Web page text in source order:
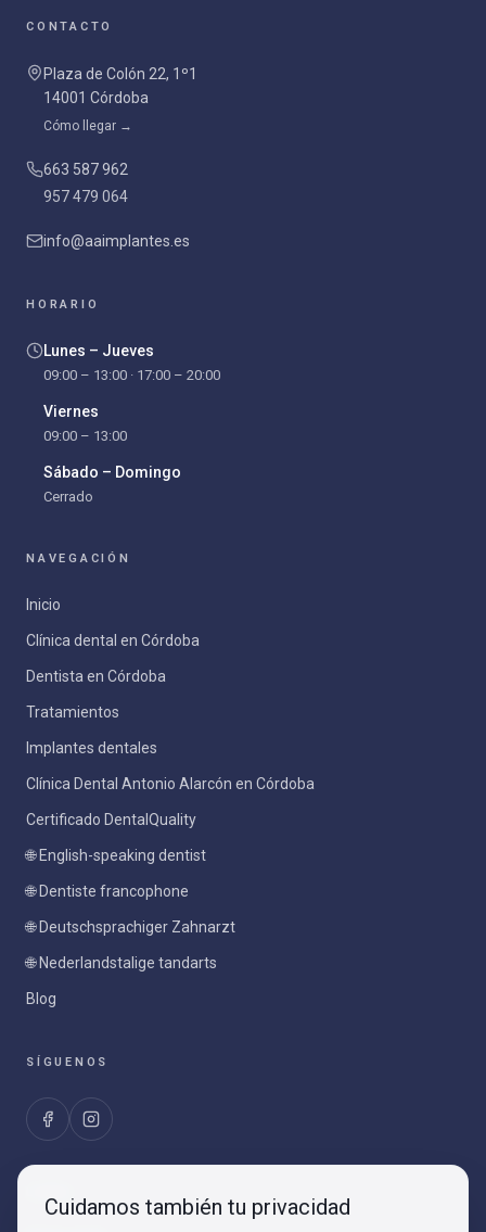
CONTACTO
Plaza de Colón 22, 1º1
14001 Córdoba
Cómo llegar →
663 587 962
957 479 064
info@aaimplantes.es
HORARIO
Lunes – Jueves
09:00 – 13:00 · 17:00 – 20:00
Viernes
09:00 – 13:00
Sábado – Domingo
Cerrado
NAVEGACIÓN
Inicio
Clínica dental en Córdoba
Dentista en Córdoba
Tratamientos
Implantes dentales
Clínica Dental Antonio Alarcón en Córdoba
Certificado DentalQuality
🌐 English-speaking dentist
🌐 Dentiste francophone
🌐 Deutschsprachiger Zahnarzt
🌐 Nederlandstalige tandarts
Blog
SÍGUENOS
Cuidamos también tu privacidad